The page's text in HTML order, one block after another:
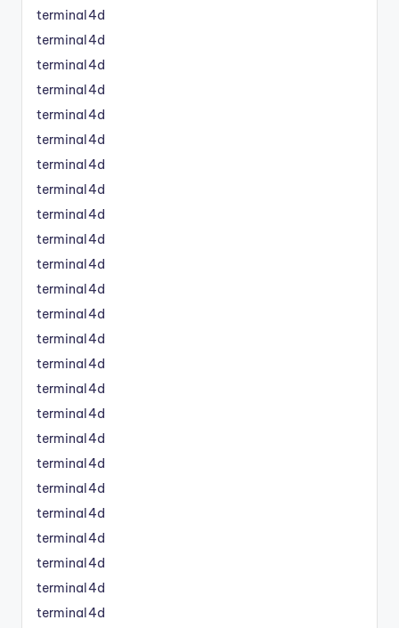
terminal4d
terminal4d
terminal4d
terminal4d
terminal4d
terminal4d
terminal4d
terminal4d
terminal4d
terminal4d
terminal4d
terminal4d
terminal4d
terminal4d
terminal4d
terminal4d
terminal4d
terminal4d
terminal4d
terminal4d
terminal4d
terminal4d
terminal4d
terminal4d
terminal4d